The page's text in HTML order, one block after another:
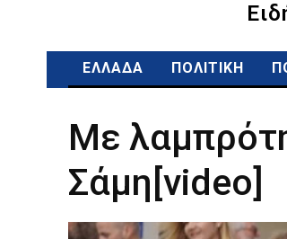
ΕΛΛΑΔΑ ΠΟΛΙΤΙΚΗ
Με
Σάμη[video]